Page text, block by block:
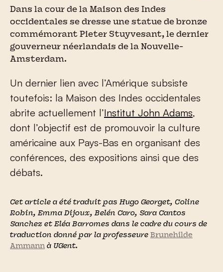
Dans la cour de la Maison des Indes
occidentales se dresse une statue de bronze
commémorant Pieter Stuyvesant, le dernier
gouverneur néerlandais de la Nouvelle-
Amsterdam.
Un dernier lien avec l’Amérique subsiste
toutefois: la Maison des Indes occidentales
abrite actuellement l’Institut John Adams,
dont l’objectif est de promouvoir la culture
américaine aux Pays-Bas en organisant des
conférences, des expositions ainsi que des
débats.
Cet article a été traduit pas Hugo Georget, Coline
Robin, Emma Dijoux, Belén Caro, Sara Cantos
Sanchez et Eléa Barromes dans le cadre du cours de
traduction donné par la professeure Brunehilde
Ammann à UGent.